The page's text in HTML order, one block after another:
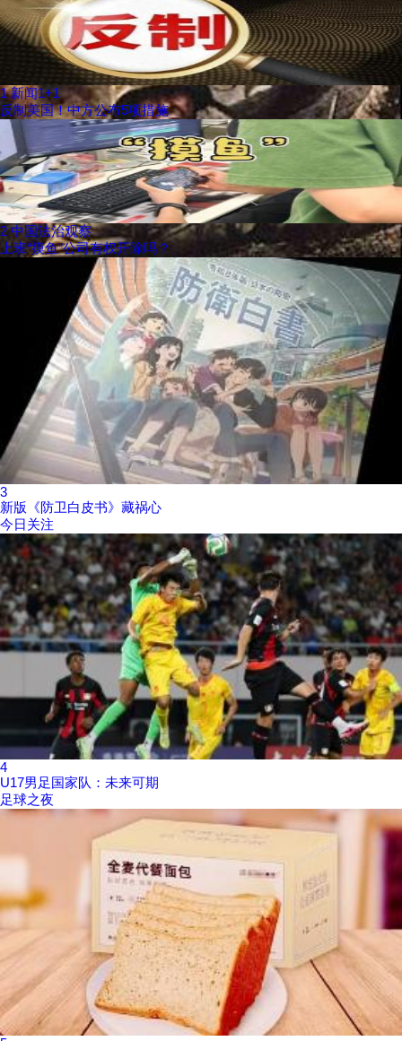
1 新闻1+1
反制美国！中方公布5项措施
2 中国法治观察
上班“摸鱼”公司有权开除吗？
3
新版《防卫白皮书》藏祸心
今日关注
4
U17男足国家队：未来可期
足球之夜